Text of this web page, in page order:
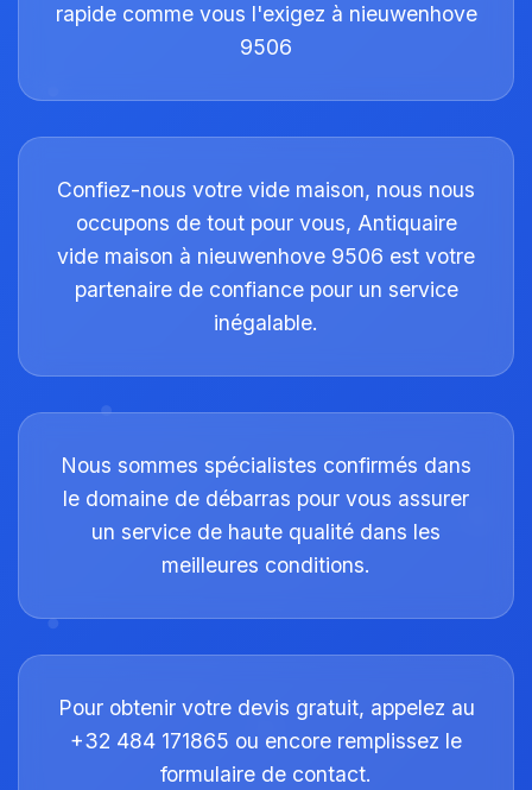
rapide comme vous l'exigez à nieuwenhove
9506
Confiez-nous votre vide maison, nous nous
occupons de tout pour vous, Antiquaire
vide maison à nieuwenhove 9506 est votre
partenaire de confiance pour un service
inégalable.
Nous sommes spécialistes confirmés dans
le domaine de débarras pour vous assurer
un service de haute qualité dans les
meilleures conditions.
Pour obtenir votre devis gratuit, appelez au
+32 484 171865 ou encore remplissez le
formulaire de contact.